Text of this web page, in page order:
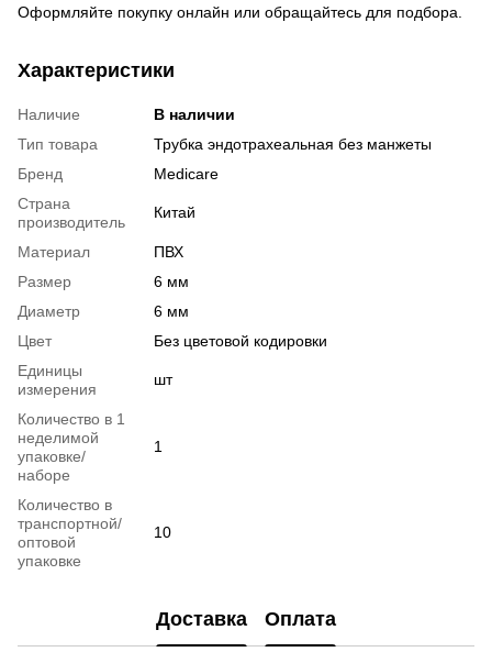
Оформляйте покупку онлайн или обращайтесь для подбора.
Характеристики
Наличие
В наличии
Тип товара
Трубка эндотрахеальная без манжеты
Бренд
Medicare
Страна
производитель
Китай
Материал
ПВХ
Размер
6 мм
Диаметр
6 мм
Цвет
Без цветовой кодировки
Единицы
измерения
шт
Количество в 1
неделимой
упаковке/
наборе
1
Количество в
транспортной/
оптовой
упаковке
10
Доставка Оплата